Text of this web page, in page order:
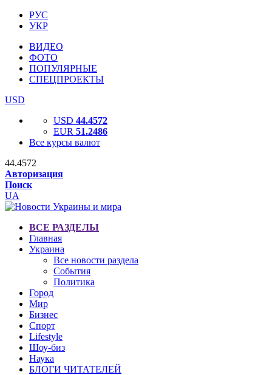
РУС
УКР
ВИДЕО
ФОТО
ПОПУЛЯРНЫЕ
СПЕЦПРОЕКТЫ
USD
USD 44.4572
EUR 51.2486
Все курсы валют
44.4572
Авторизация
Поиск
UA
ВСЕ РАЗДЕЛЫ
Главная
Украина
Все новости раздела
События
Политика
Город
Мир
Бизнес
Спорт
Lifestyle
Шоу-биз
Наука
БЛОГИ ЧИТАТЕЛЕЙ